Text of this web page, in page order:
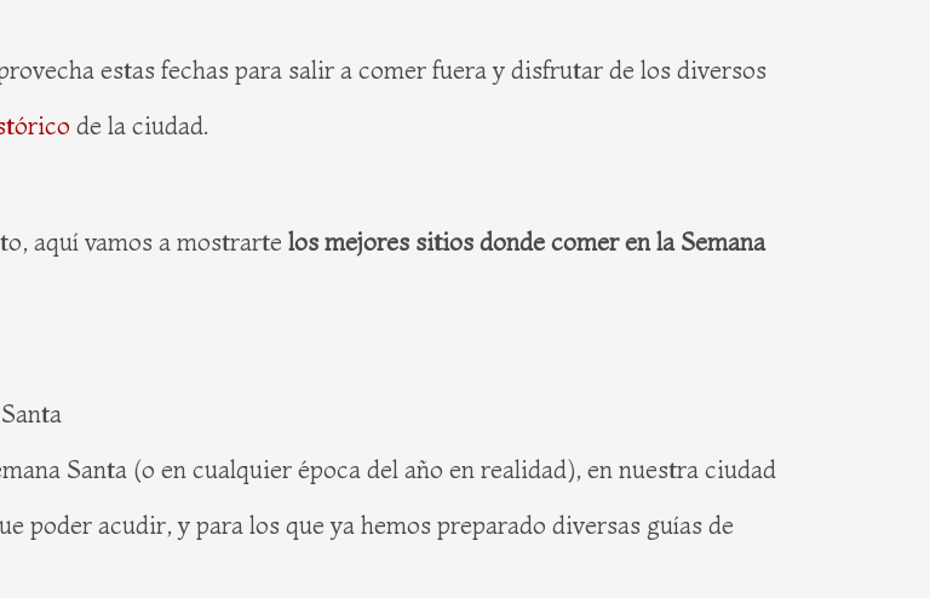
estas fechas para salir a comer fuera y disfrutar de los diversos
de la ciudad.
aquí vamos a mostrarte los mejores sitios donde comer en la Semana
Santa (o en cualquier época del año en realidad), en nuestra ciudad
poder acudir, y para los que ya hemos preparado diversas guías de